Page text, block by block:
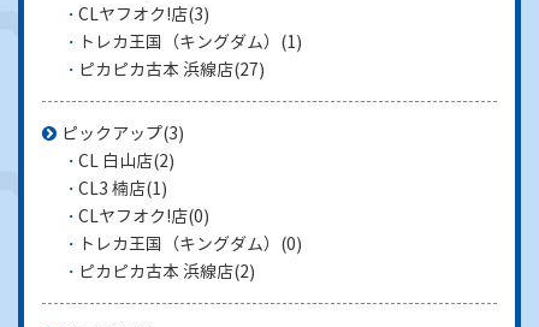
CLヤフオク!店(3)
トレカ王国（キングダム） (1)
ピカピカ古本 浜線店(27)
ピックアップ(3)
CL 白山店(2)
CL3 楠店(1)
CLヤフオク!店(0)
トレカ王国（キングダム） (0)
ピカピカ古本 浜線店(2)